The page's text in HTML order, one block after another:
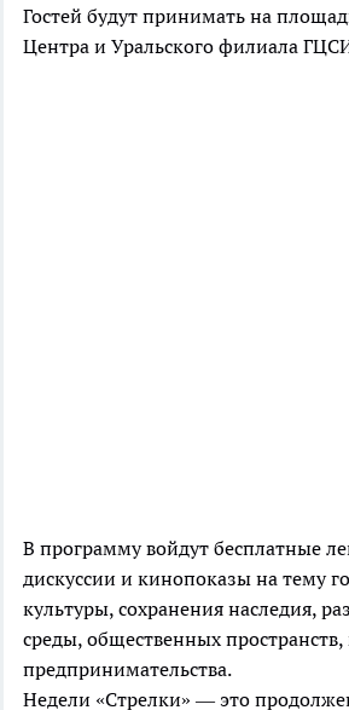
Гостей будут принимать на
Центра и Уральского филиала
В программу войдут бесплатные
дискуссии и кинопоказы на тему
культуры, сохранения наследия,
среды, общественных
предпринимательства.
Недели «Стрелки» — это